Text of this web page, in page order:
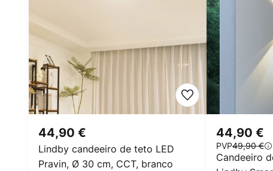
44,90 €
Lindby candeeiro de teto LED
Pravin, Ø 30 cm, CCT, branco
44,90 €
PVP49,90 €
Candeeiro